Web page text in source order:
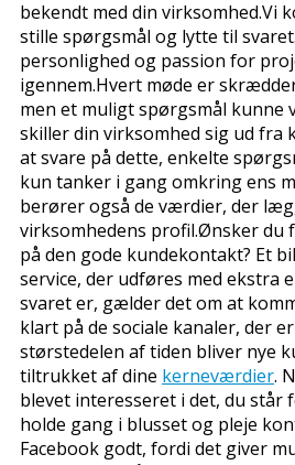
bekendt med din virksomhed.Vi
stille spørgsmål og lytte til
personlighed og passion for
igennem.Hvert møde er
men et muligt spørgsmål kunne
skiller din virksomhed sig ud fra
at svare på dette, enkelte
kun tanker i gang omkring ens
berører også de værdier, der
virksomhedens profil.Ønsker du
på den gode kundekontakt? Et
service, der udføres med ekstra
svaret er, gælder det om at
klart på de sociale kanaler, der
størstedelen af tiden bliver nye
tiltrukket af dine kerneværdier.
blevet interesseret i det, du står
holde gang i blusset og pleje
Facebook godt, fordi det giver